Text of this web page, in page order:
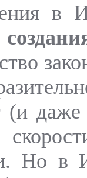
в
(и
Но в